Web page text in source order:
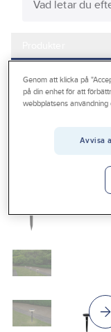
Outlet
Vanliga frågor
Gelia Produkter
Solcellsbelysning
Genom att klicka på
på din enhet för att
webbplatsens
Avvisa